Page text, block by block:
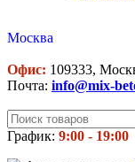
Москва
Офис: 109333,
Почта: info@mix-
График: 9:00 - 19:00